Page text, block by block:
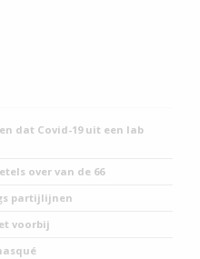
dat Covid-19 uit een lab
over van de 66
partijlijnen
voorbij